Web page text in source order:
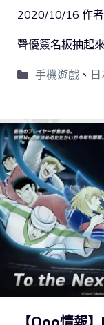
2020/10/16 作
聲優簽名板抽起來
手機遊戲、